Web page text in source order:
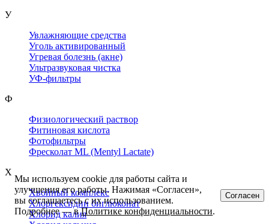
У
Увлажняющие средства
Уголь активированный
Угревая болезнь (акне)
Ультразвуковая чистка
УФ-фильтры
Ф
Физиологический раствор
Фитиновая кислота
Фотофильтры
Фресколат ML (Mentyl Lactate)
Х
Хвойный комплекс
Хлоргексидин биглюконат
Хлорид калия
Мы используем cookie для работы сайта и
улучшения его работы. Нажимая «Согласен»,
вы соглашаетесь с их использованием.
Подробнее — вПолитике конфиденциальности.
Согласен